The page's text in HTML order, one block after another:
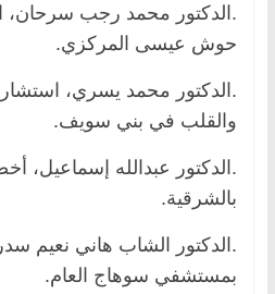
.الدكتور محمد رجب سرحان،
حوش عيسى المركزي.
.الدكتور محمد يسري،
والقلب في بني سويف.
.الدكتور عبدالله إسماعيل،
بالشرقية.
.الدكتور الشاب هاني نعيم
بمستشفي سوهاج العام.